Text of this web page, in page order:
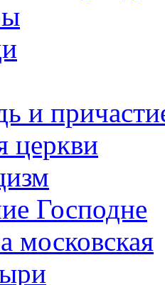
и
церкви
Господне
московская